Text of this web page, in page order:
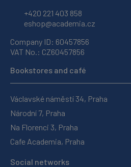
+420 221 403 858
eshop@academia.cz
Company ID: 60457856
VAT No.: CZ60457856
Bookstores and café
Václavské náměstí 34, Praha
Národní 7, Praha
Na Florenci 3, Praha
Cafe Academia, Praha
Social networks